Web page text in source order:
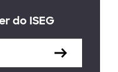
do ISEG